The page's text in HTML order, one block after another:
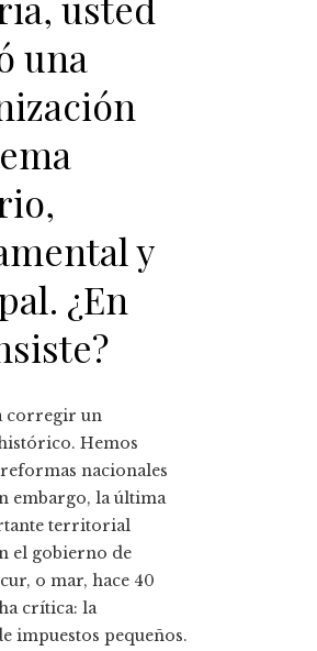
una
y
¿En
corregir un
Hemos
nacionales
embargo, la última
territorial
el gobierno de
o mar, hace 40
crítica: la
impuestos pequeños.